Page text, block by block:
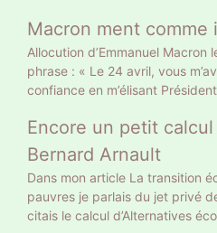
Macron ment comme
Allocution d’Emmanuel Macron
phrase : « Le 24 avril, vous
confiance en m’élisant
donnant une légitimité claire. »
il a eu 9 783058 voix soit
et 20% des inscrits. Un
projet tellement clair : retraite à
RSA au turbin. Vous vous
24 avril 18 768 639 électeurs
Encore un petit
Bernard Arnault
Dans mon article La transition
pauvres je parlais du jet privé
citais le calcul d’Alternatives